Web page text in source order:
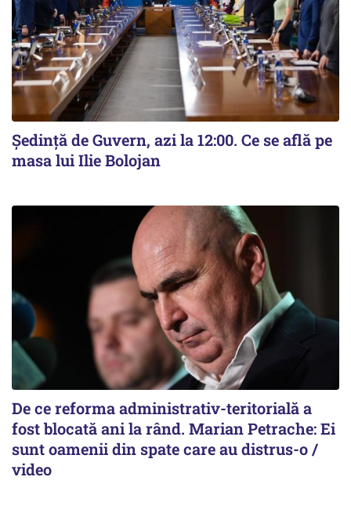
Ședință de Guvern, azi la 12:00. Ce se află pe
masa lui Ilie Bolojan
De ce reforma administrativ-teritorială a
fost blocată ani la rând. Marian Petrache: Ei
sunt oamenii din spate care au distrus-o /
video